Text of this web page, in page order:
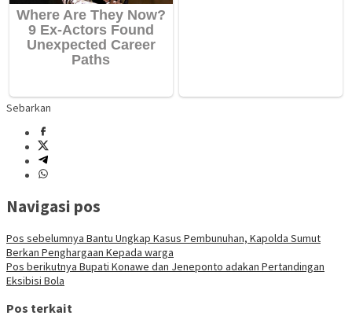
Sebarkan
Navigasi pos
Pos sebelumnya Bantu Ungkap Kasus Pembunuhan, Kapolda Sumut
Berkan Penghargaan Kepada warga
Pos berikutnya Bupati Konawe dan Jeneponto adakan Pertandingan
Eksibisi Bola
Pos terkait